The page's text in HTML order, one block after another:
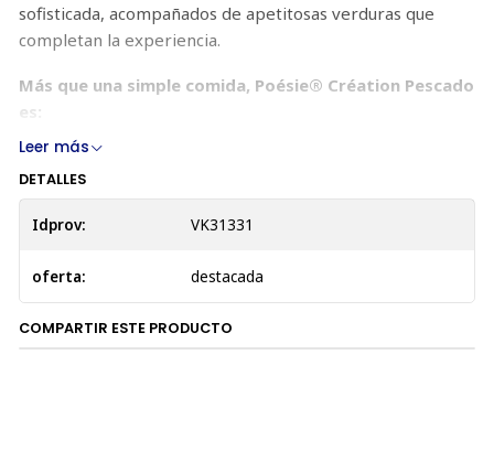
sofisticada, acompañados de apetitosas verduras que
completan la experiencia.
Más que una simple comida, Poésie® Création Pescado
es:
Un banquete irresistible:
elaborado con ingredientes de alta calidad,
paladar más exigente de tu gato amante del pescado.
merluza real, verduras y una salsa refinada crea una
de tu felino.
Leer más
DETALLES
Idprov: VK31331
oferta: destacada
COMPARTIR ESTE PRODUCTO